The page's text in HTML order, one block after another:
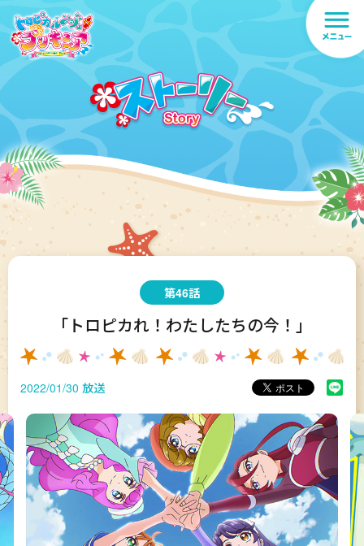
第46話
「トロピカれ！わたしたちの今！」
2022/01/30 放送